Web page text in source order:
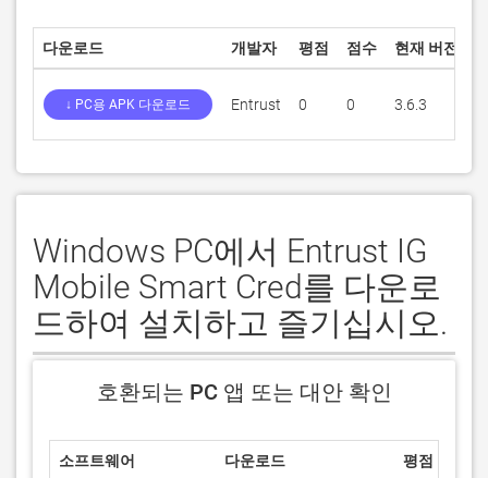
다운로드 개발자 평점 점수 현재 버전
↓ PC용 APK 다운로드 Entrust 0 0 3.6.3
Windows PC에서 Entrust IG
Mobile Smart Cred를 다운로
드하여 설치하고 즐기십시오.
호환되는 PC 앱 또는 대안 확인
소프트웨어 다운로드 평점